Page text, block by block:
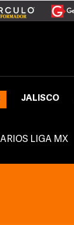
JALISCO
LIGA MX